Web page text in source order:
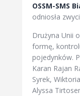
OSSM-SMS
odniosła
Drużyna Unii
formę,
pojedynków.
Karan Rajan
Syrek,
Alyssa